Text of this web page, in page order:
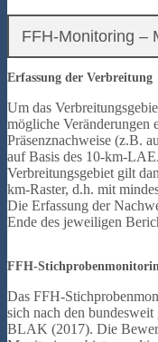
FFH-Monitoring –
Erfassung der Verbreitung
Um das
mögliche Veränderungen
Präsenznachweise (z.B.
auf Basis des 10-km-
Verbreitungsgebiet gilt
km-Raster, d.h. mit
Die Erfassung der
Ende des jeweiligen
FFH-
Das FFH-
sich nach den
BLAK (2017). Die